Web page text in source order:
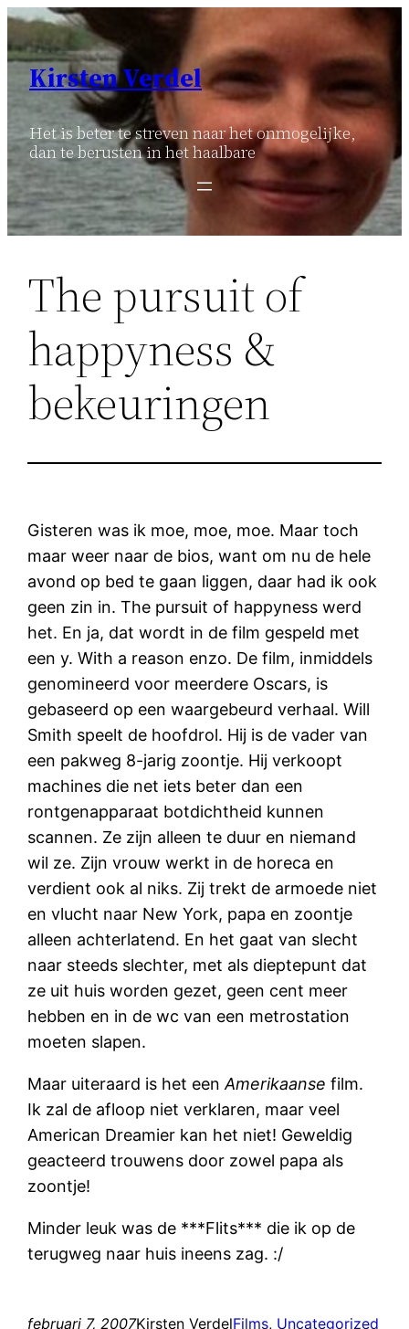
Ga
naar
inhoud
Kirsten Verdel
Het is beter te streven naar het onmogelijke,
dan te berusten in het haalbare
The pursuit of
happyness &
bekeuringen
Gisteren was ik moe, moe, moe. Maar toch
maar weer naar de bios, want om nu de hele
avond op bed te gaan liggen, daar had ik ook
geen zin in. The pursuit of happyness werd
het. En ja, dat wordt in de film gespeld met
een y. With a reason enzo. De film, inmiddels
genomineerd voor meerdere Oscars, is
gebaseerd op een waargebeurd verhaal. Will
Smith speelt de hoofdrol. Hij is de vader van
een pakweg 8-jarig zoontje. Hij verkoopt
machines die net iets beter dan een
rontgenapparaat botdichtheid kunnen
scannen. Ze zijn alleen te duur en niemand
wil ze. Zijn vrouw werkt in de horeca en
verdient ook al niks. Zij trekt de armoede niet
en vlucht naar New York, papa en zoontje
alleen achterlatend. En het gaat van slecht
naar steeds slechter, met als dieptepunt dat
ze uit huis worden gezet, geen cent meer
hebben en in de wc van een metrostation
moeten slapen.
Maar uiteraard is het eenAmerikaanse film.
Ik zal de afloop niet verklaren, maar veel
American Dreamier kan het niet! Geweldig
geacteerd trouwens door zowel papa als
zoontje!
Minder leuk was de ***Flits*** die ik op de
terugweg naar huis ineens zag. :/
februari 7, 2007Kirsten VerdelFilms, Uncategorized